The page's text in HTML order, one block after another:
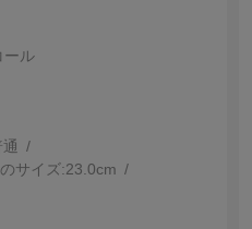
ール
サイズ:23.0cm